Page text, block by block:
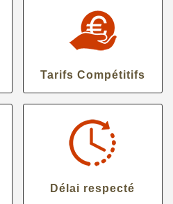
Tarifs Compétitifs
Délai respecté